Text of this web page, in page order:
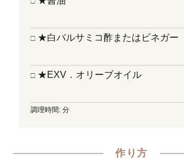
★⽩バルサミコ酢またはビネガー
★EXV．オリーブオイル
調理時間: 分
作り方